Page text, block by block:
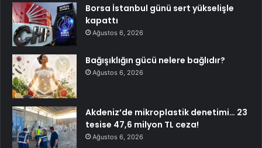
Borsa İstanbul günü sert yükselişle
kapattı
Ağustos 6, 2026
Bağışıklığın gücü nelere bağlıdır?
Ağustos 6, 2026
Akdeniz’de mikroplastik denetimi… 23
tesise 47,6 milyon TL ceza!
Ağustos 6, 2026